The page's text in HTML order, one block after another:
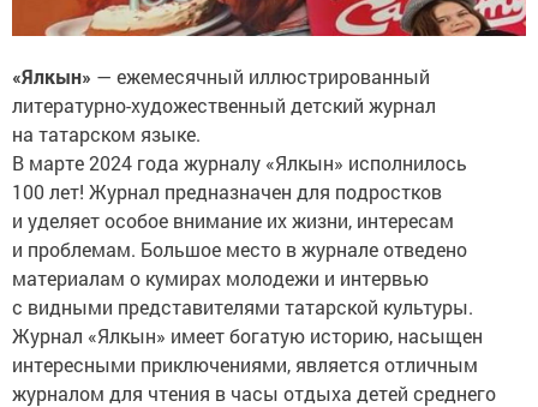
«Ялкын» — ежемесячный иллюстрированный
литературно-художественный детский журнал
на татарском языке.
В марте 2024 года журналу «Ялкын» исполнилось
100 лет! Журнал предназначен для подростков
и уделяет особое внимание их жизни, интересам
и проблемам. Большое место в журнале отведено
материалам о кумирах молодежи и интервью
с видными представителями татарской культуры.
Журнал «Ялкын» имеет богатую историю, насыщен
интересными приключениями, является отличным
журналом для чтения в часы отдыха детей среднего